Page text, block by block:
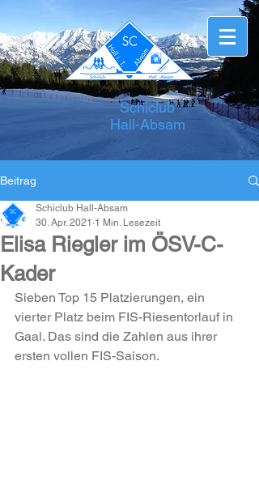
Schiclub
Hall-Absam
Beitrag
Elisa Riegler im ÖSV-C-
Kader
Schiclub Hall-Absam
30. Apr. 2021 1 Min. Lesezeit
Sieben Top 15 Platzierungen, ein
vierter Platz beim FIS-Riesentorlauf in
Gaal. Das sind die Zahlen aus ihrer
ersten vollen FIS-Saison.